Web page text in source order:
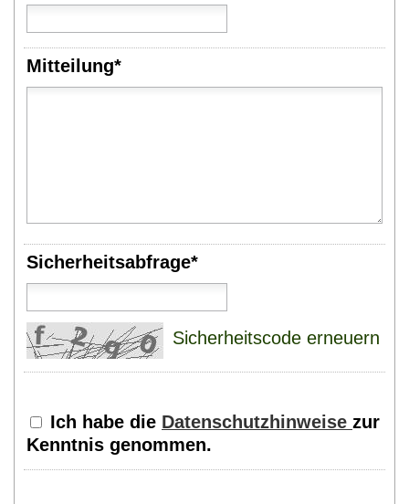
Mitteilung*
Sicherheitsabfrage*
Sicherheitscode erneuern
Ich habe die Datenschutzhinweise zur
Kenntnis genommen.